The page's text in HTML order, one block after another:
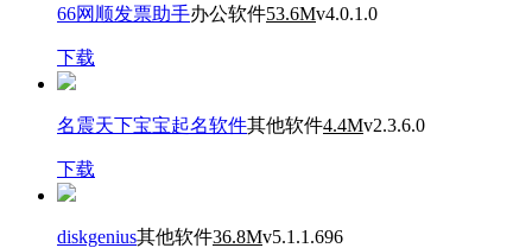
66网顺发票助手办公软件53.6Mv4.0.1.0
下载
名震天下宝宝起名软件其他软件4.4Mv2.3.6.0
下载
diskgenius其他软件36.8Mv5.1.1.696